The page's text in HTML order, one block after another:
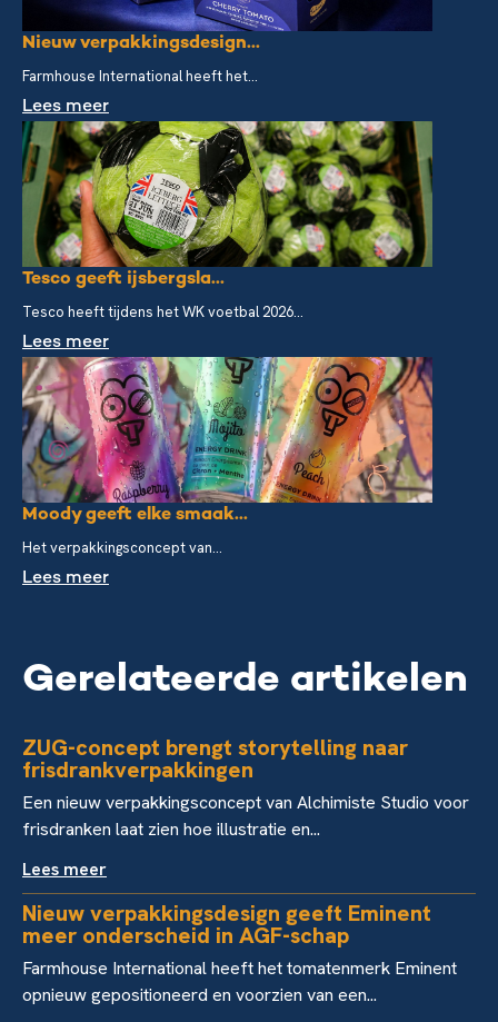
Nieuw verpakkingsdesign...
Farmhouse International heeft het...
Lees meer
Tesco geeft ijsbergsla...
Tesco heeft tijdens het WK voetbal 2026...
Lees meer
Moody geeft elke smaak...
Het verpakkingsconcept van...
Lees meer
Gerelateerde artikelen
ZUG-concept brengt storytelling naar
frisdrankverpakkingen
Een nieuw verpakkingsconcept van Alchimiste Studio voor
frisdranken laat zien hoe illustratie en...
Lees meer
Nieuw verpakkingsdesign geeft Eminent
meer onderscheid in AGF-schap
Farmhouse International heeft het tomatenmerk Eminent
opnieuw gepositioneerd en voorzien van een...